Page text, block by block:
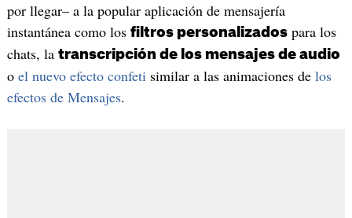
por llegar– a la popular aplicación de mensajería
instantánea como los filtros personalizadospara los
chats, la transcripción de los mensajes de audio
o el nuevo efecto confetisimilar a las animaciones de los
efectos de Mensajes.